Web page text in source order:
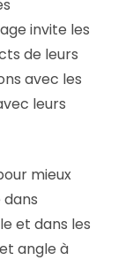
invite les
de leurs
avec les
leurs
mieux
et dans les
angle à